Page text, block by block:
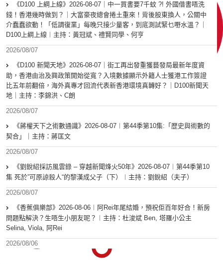
《D100 上綱上線》2026-08-07｜中一買書要7千蚊 ?! 外國借書唔洗
錢！香港幾時做到？｜大富豪夜總會捲土重來！背後股東換人，公關中
介蠢蠢欲動！「低調復業」每晚只接少量客，到底測試緊乜嘢水溫？｜
D100上綱上線︱主持：黃冠斌、禮賢同學、何亨
2026/08/07
《D100 新聞天地》2026-08-07｜街工再出發重獲藝發局最新年度資
助，香港由治及興政策開始從寬？入境數據顯示外籍人士獲港工作簽證
比五年前翻倍，海外真專才回流代表新香港環境真轉好？｜D100新聞天
地｜主持：李錦洪、C朗
2026/08/07
《蔣權天下之術數通識》2026-08-07︱第44季第10集:「歴史與術數的
契合」｜主持：蔣匡文
2026/08/07
《劉銳紹採訪風雲錄 – 穿越新聞烽火50年》2026-08-07︱第44季第10
集 死於”可原諒殺人“的黎漢成父子（下）︱主持：劉銳紹（夫子）
2026/08/07
《香蕉俱樂部》2026-08-06︱阿Rei年尾結婚，預祝佢百年好合！新房
問題點解決？生唔生小朋友呢？︱主持：杜浚斌 Ben, 塔羅小公主
Selina, Viola, 阿Rei
2026/08/06